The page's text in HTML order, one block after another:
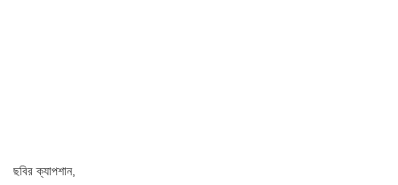
ছবির ক্যাপশান,